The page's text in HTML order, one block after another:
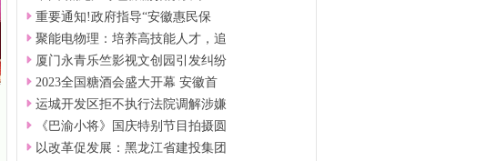
重要通知!政府指导“安徽惠民保
聚能电物理：培养高技能人才，追
厦门永青乐竺影视文创园引发纠纷
2023全国糖酒会盛大开幕 安徽首
运城开发区拒不执行法院调解涉嫌
《巴渝小将》国庆特别节目拍摄圆
以改革促发展：黑龙江省建投集团